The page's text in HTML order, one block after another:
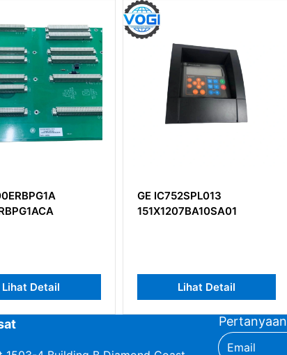
Lihat Detail
GE IC695ETM001 Modul
Antarmuka Ethernet
Lihat Detail
Pertanyaan